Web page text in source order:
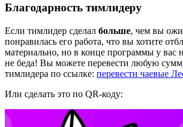
Благодарность тимлидеру
Если тимлидер сделал больше, чем вы
понравилась его работа, что вы хотите
материально, но в конце программы у вас
не беда! Вы можете перевести любую
тимлидера по ссылке: перевести чаевые
Или сделать это по QR-коду: